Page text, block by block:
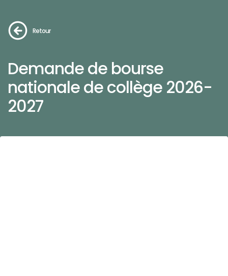
Retour
Demande de bourse
nationale de collège 2026-
2027